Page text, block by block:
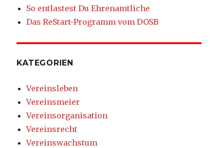
So entlastest Du Ehrenamtliche
Das ReStart-Programm vom DOSB
KATEGORIEN
Vereinsleben
Vereinsmeier
Vereinsorganisation
Vereinsrecht
Vereinswachstum